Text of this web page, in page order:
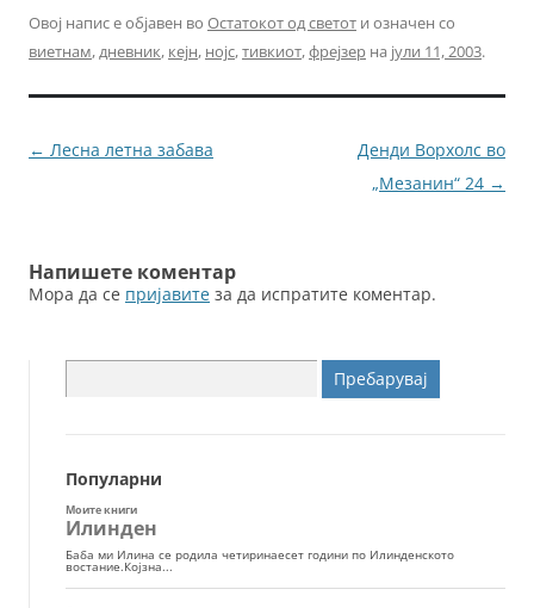
c
e
b
o
itt
er
ai
l
ss
e
n
Овој напис е објавен во Остатокот од светот и означен со
виетнам,дневник, кејн, нојс,тивкиот,фрејзер на јули 11, 2003.
Навигација
← Лесна летна забава
Денди Ворхолс во
„Мезанин“ 24 →
Напишете коментар
Мора да се пријавите за да испратите коментар.
за:
Популарни